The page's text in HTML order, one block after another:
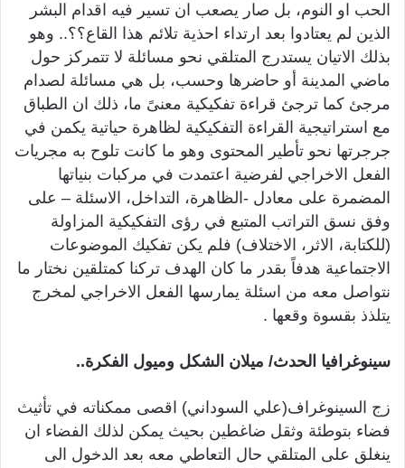
الحب او النوم، بل صار يصعب ان تسير فيه اقدام البشر
الذين لم يعتادوا بعد ارتداء احذية تلائم هذا القاع؟؟.. وهو
بذلك الاتيان يستدرج المتلقي نحو مسائلة لا تتمركز حول
ماضي المدينة أو حاضرها وحسب، بل هي مسائلة لصدام
مرجئ كما ترجئ قراءة تفكيكية معنىً ما، ذلك ان الطباق
مع استراتيجية القراءة التفكيكية لظاهرة حياتية يكمن في
جرجرتها نحو تأطير المحتوى وهو ما كانت تلوح به مجريات
الفعل الاخراجي لفرضية اعتمدت في مركبات بنياتها
المضمرة على معادل -الظاهرة، التداخل، الاسئلة – على
وفق نسق التراتب المتبع في رؤى التفكيكية المزاولة
(للكتابة، الاثر، الاختلاف) فلم يكن تفكيك الموضوعات
الاجتماعية هدفاً بقدر ما كان الهدف تركنا كمتلقين نختار ما
نتواصل معه من اسئلة يمارسها الفعل الاخراجي لمخرج
يتلذذ بقسوة وقعها .
سينوغرافيا الحدث/ ميلان الشكل وميول الفكرة..
زج السينوغراف(علي السوداني) اقصى ممكناته في تأثيث
فضاء بتوطئة وثقل ضاغطين بحيث يمكن لذلك الفضاء ان
ينغلق على المتلقي حال التعاطي معه بعد الدخول الى